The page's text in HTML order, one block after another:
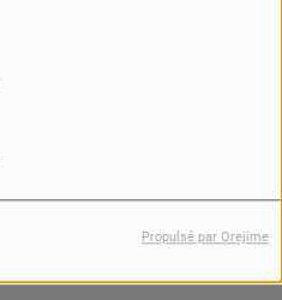
Propulsé par Orejime